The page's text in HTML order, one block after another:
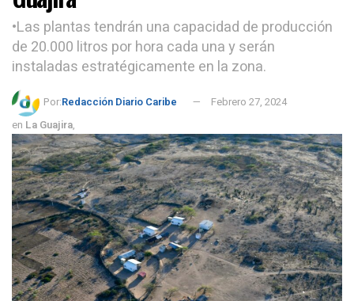
•Las plantas tendrán una capacidad de producción
de 20.000 litros por hora cada una y serán
instaladas estratégicamente en la zona.
Por:Redacción Diario Caribe
Febrero 27, 2024
en La Guajira,